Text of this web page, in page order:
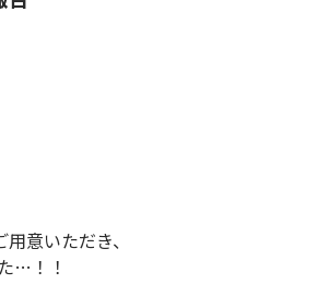
意いただき、
…！！